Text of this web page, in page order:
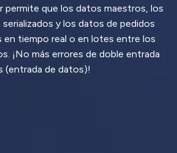
permite que los datos maestros, los
y los datos de pedidos
en tiempo real o en lotes entre los
¡No más errores de doble entrada
(entrada de datos)!